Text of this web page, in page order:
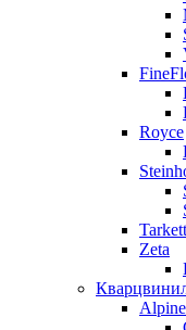
Royce
Tarkett
Zeta